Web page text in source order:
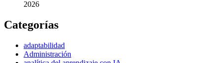
2026
Categorías
adaptabilidad
Administración